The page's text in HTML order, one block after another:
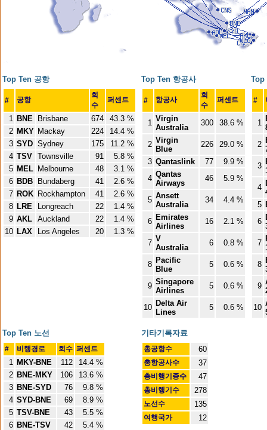
Top Ten 공항
# 공항
회
수
퍼센트
1 BNE Brisbane 674
43.3 %
2 MKY Mackay 224
14.4 %
3 SYD Sydney 175
11.2 %
4 TSV Townsville 91
5.8 %
5 MEL Melbourne 48
3.1 %
6 BDB Bundaberg 41
2.6 %
7 ROK Rockhampton 41
2.6 %
8 LRE Longreach 22
1.4 %
9 AKL Auckland 22
1.4 %
10 LAX Los Angeles 20 1.3 %
Top Ten 항공사
# 항공사
회
수
퍼센트
1 Virgin
Australia
300 38.6 %
2 Virgin
Blue
226
29.0 %
3 Qantaslink 77
9.9 %
4 Qantas
Airways
46 5.9 %
5 Ansett
Australia
34 4.4 %
6 Emirates
Airlines
16 2.1 %
7 V
Australia
6 0.8 %
8 Pacific
Blue
5 0.6 %
9 Singapore
Airlines
5 0.6 %
10 Delta Air
Lines
5 0.6 %
Top
#
1
2
3
4
5
6
7
8
9
10
Top Ten 노선
# 비행경로 회수 퍼센트
1 MKY-BNE 112
14.4 %
2 BNE-MKY 106
13.6 %
3 BNE-SYD 76
9.8 %
4 SYD-BNE 69
8.9 %
5 TSV-BNE 43
5.5 %
6 BNE-TSV 42
5.4 %
기타기록자료
총공항수 60
총항공사수 37
총비행기종수 47
총비행기수 278
노선수 135
여행국가 12